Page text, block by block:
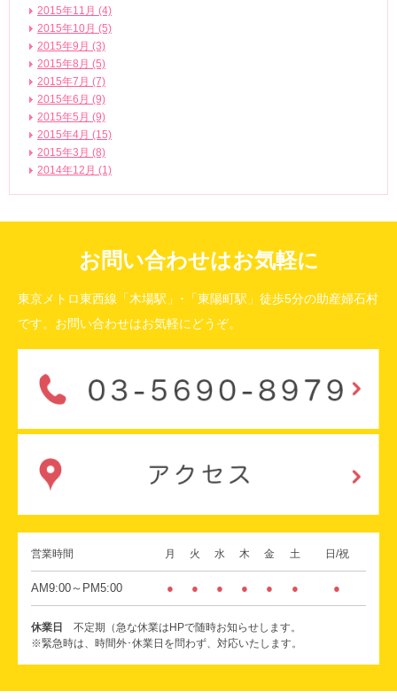
2015年11月 (4)
2015年10月 (5)
2015年9月 (3)
2015年8月 (5)
2015年7月 (7)
2015年6月 (9)
2015年5月 (9)
2015年4月 (15)
2015年3月 (8)
2014年12月 (1)
お問い合わせはお気軽に
東京メトロ東西線「木場駅」･「東陽町駅」徒歩5分の助産婦石村
です。お問い合わせはお気軽にどうぞ。
営業時間 月 火 水 木 金 土 日/祝
AM9:00～PM5:00 ● ● ● ● ● ● ●
休業日
不定期（急な休業はHPで随時お知らせします。
※緊急時は、時間外･休業日を問わず、対応いたします。